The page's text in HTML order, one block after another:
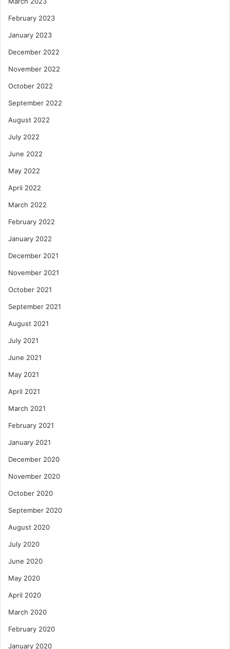
February 2023
January 2023
December 2022
November 2022
October 2022
September 2022
August 2022
July 2022
June 2022
May 2022
April 2022
March 2022
February 2022
January 2022
December 2021
November 2021
October 2021
September 2021
August 2021
July 2021
June 2021
May 2021
April 2021
March 2021
February 2021
January 2021
December 2020
November 2020
October 2020
September 2020
August 2020
July 2020
June 2020
May 2020
April 2020
March 2020
February 2020
January 2020